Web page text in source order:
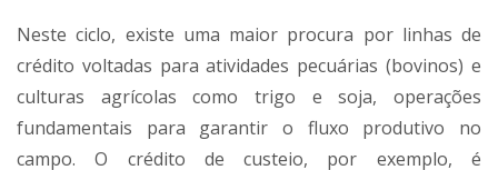
Neste ciclo, existe uma maior procura por linhas de
crédito voltadas para atividades pecuárias (bovinos) e
culturas agrícolas como trigo e soja, operações
fundamentais para garantir o fluxo produtivo no
campo. O crédito de custeio, por exemplo, é